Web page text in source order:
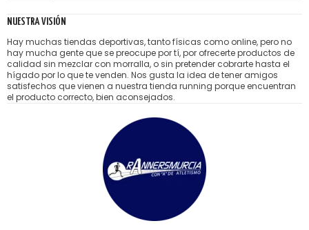
NUESTRA VISIÓN
Hay muchas tiendas deportivas, tanto físicas como online, pero no
hay mucha gente que se preocupe por tí, por ofrecerte productos de
calidad sin mezclar con morralla, o sin pretender cobrarte hasta el
hígado por lo que te venden. Nos gusta la idea de tener amigos
satisfechos que vienen a nuestra tienda running porque encuentran
el producto correcto, bien aconsejados.